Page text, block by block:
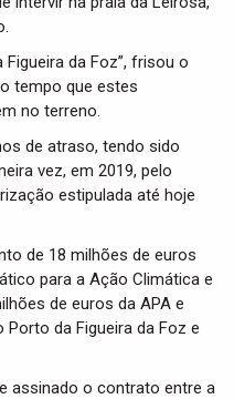
da Foz”, frisou o
tempo que estes
no terreno.
de atraso, tendo sido
vez, em 2019, pelo
estipulada até hoje
de 18 milhões de euros
para a Ação Climática e
de euros da APA e
da Figueira da Foz e
assinado o contrato entre a